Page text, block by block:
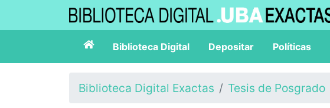
Biblioteca Digital Depositar Políticas
Biblioteca Digital Exactas Tesis de Posgrado